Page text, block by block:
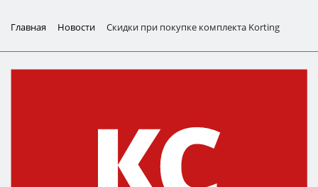
Главная Новости Скидки при покупке комплекта Korting